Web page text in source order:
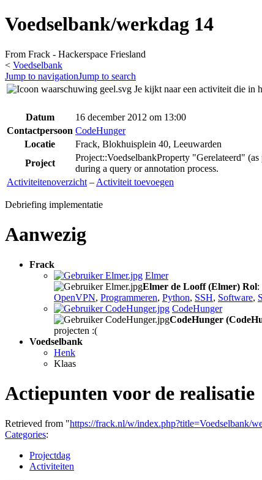
Voedselbank/werkdag 14
From Frack - Hackerspace Friesland
< Voedselbank
Jump to navigationJump to search
Je kijkt naar een activiteit die in
Datum
16 december 2012 om 13:00
Contactpersoon CodeHunger
Locatie
Frack, Blokhuisplein 40, Leeuwarden
Project
Project::VoedselbankProperty "Gerelateerd"
during a query or annotation process.
Activiteitenoverzicht – Activiteit toevoegen
Debriefing implementatie
Aanwezig
Frack
Elmer
Elmer de Looff (Elmer) Rol:
OpenVPN, Programmeren, Python, SSH, Software,
CodeHunger
CodeHunger
projecten :(
Voedselbank
Henk
Klaas
Actiepunten voor de realisatie
Retrieved from "https://frack.nl/w/index.php?title=Voedselbank/
Categories:
Projectdag
Activiteiten